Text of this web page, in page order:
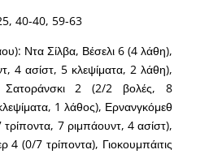
40-40, 59-63
Ντα Σίλβα, Βέσελι 6 (4 λάθη),
4 ασίστ, 5 κλεψίματα, 2 λάθη),
Σατοράνσκι 2 (2/2 βολές, 8
1 λάθος), Ερνανγκόμεθ
7 ριμπάουντ, 4 ασίστ),
4 (0/7 τρίποντα), Γιοκουμπάιτις